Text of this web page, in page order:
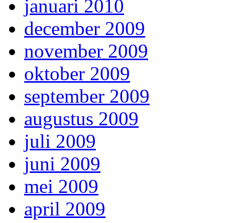
januari 2010
december 2009
november 2009
oktober 2009
september 2009
augustus 2009
juli 2009
juni 2009
mei 2009
april 2009